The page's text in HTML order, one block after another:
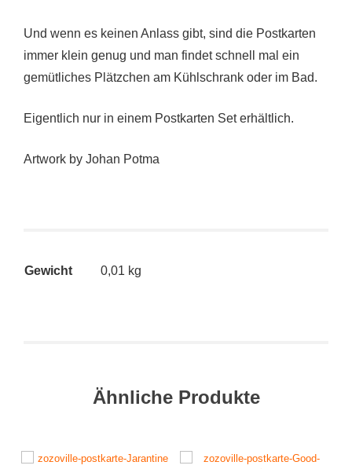
Und wenn es keinen Anlass gibt, sind die Postkarten
immer klein genug und man findet schnell mal ein
gemütliches Plätzchen am Kühlschrank oder im Bad.
Eigentlich nur in einem Postkarten Set erhältlich.
Artwork by Johan Potma
Gewicht 0,01 kg
Ähnliche Produkte